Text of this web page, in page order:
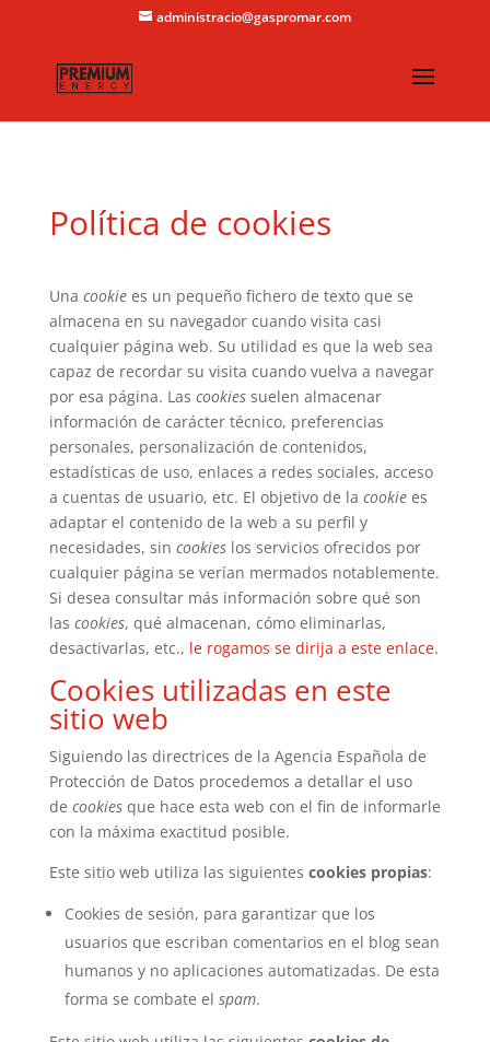
administracio@gaspromar.com
Política de cookies
Una cookie es un pequeño fichero de texto que se
almacena en su navegador cuando visita casi
cualquier página web. Su utilidad es que la web sea
capaz de recordar su visita cuando vuelva a navegar
por esa página. Las cookies suelen almacenar
información de carácter técnico, preferencias
personales, personalización de contenidos,
estadísticas de uso, enlaces a redes sociales, acceso
a cuentas de usuario, etc. El objetivo de la cookie es
adaptar el contenido de la web a su perfil y
necesidades, sin cookies los servicios ofrecidos por
cualquier página se verían mermados notablemente.
Si desea consultar más información sobre qué son
las cookies, qué almacenan, cómo eliminarlas,
desactivarlas, etc., le rogamos se dirija a este enlace.
Cookies utilizadas en este
sitio web
Siguiendo las directrices de la Agencia Española de
Protección de Datos procedemos a detallar el uso
de cookies que hace esta web con el fin de informarle
con la máxima exactitud posible.
Este sitio web utiliza las siguientes cookies propias:
Cookies de sesión, para garantizar que los
usuarios que escriban comentarios en el blog sean
humanos y no aplicaciones automatizadas. De esta
forma se combate el spam.